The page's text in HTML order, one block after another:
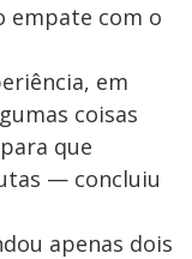
empate com o
em
coisas
que
— concluiu
apenas dois